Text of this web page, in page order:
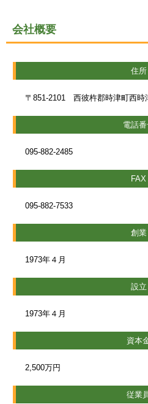
会社概要
住所
〒851-2101 西彼杵郡時津町西時
電話
095-882-2485
FAX
095-882-7533
創業
1973年４月
設立
1973年４月
資本
2,500万円
従業